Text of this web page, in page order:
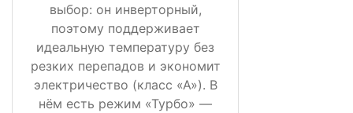
выбор: он инверторный,
поэтому поддерживает
идеальную температуру без
резких перепадов и экономит
электричество (класс «А»). В
нём есть режим «Турбо» —